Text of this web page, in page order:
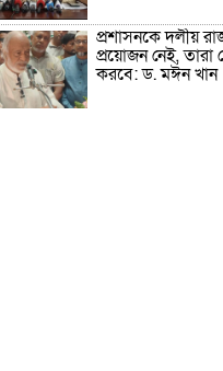
প্রশাসনকে দলীয়
প্রয়োজন নেই,
করবে: ড. মঈন খান